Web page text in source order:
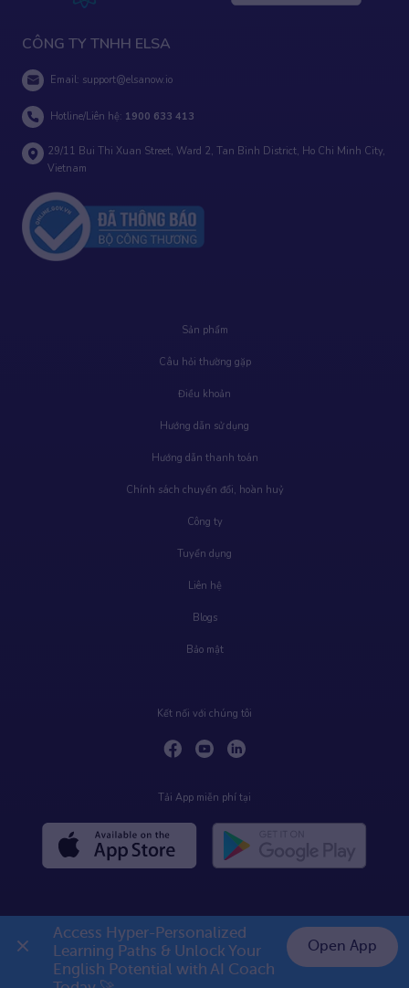
👉 Premium 1 năm chỉ 799K
CÔNG TY TNHH ELSA
Email: support@elsanow.io
Hotline/Liên hệ: 1900 633 413
29/11 Bui Thi Xuan Street, Ward 2, Tan Binh District, Ho Chi Minh City,
Vietnam
Sản phẩm
Câu hỏi thường gặp
Điều khoản
Hướng dẫn sử dụng
Hướng dẫn thanh toán
Chính sách chuyển đổi, hoàn huỷ
Công ty
Tuyển dụng
Liên hệ
Blogs
Bảo mật
Kết nối với chúng tôi
Tải App miễn phí tại
Access Hyper-Personalized
Learning Paths & Unlock Your
English Potential with AI Coach
Open App